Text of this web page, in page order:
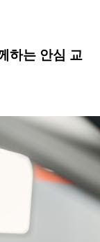
하는 안심 교